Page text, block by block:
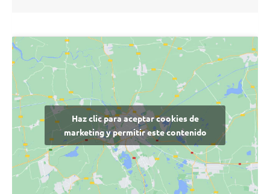
Haz clic para aceptar cookies de
marketing y permitir este contenido